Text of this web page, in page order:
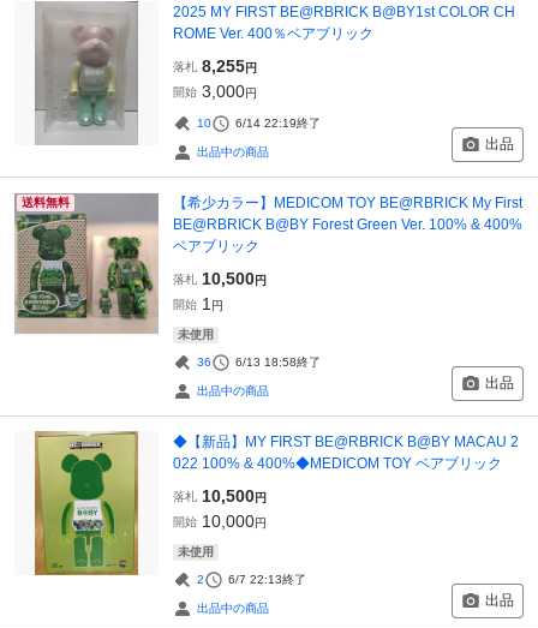
2025 MY FIRST BE@RBRICK B@BY1st COLOR CH
ROME Ver. 400％ベアブリック
落札 8,255円
開始 3,000円
10 6/14 22:19終了
出品中の商品 出品
送料無料
【希少カラー】MEDICOM TOY BE@RBRICK My First
BE@RBRICK B@BY Forest Green Ver. 100% & 400%
ベアブリック
落札 10,500円
開始 1 円
未使用
36 6/13 18:58終了
出品中の商品 出品
◆【新品】MY FIRST BE@RBRICK B@BY MACAU 2
022 100% & 400%◆MEDICOM TOY ベアブリック
落札 10,500円
開始 10,000円
未使用
2 6/7 22:13終了
出品中の商品 出品